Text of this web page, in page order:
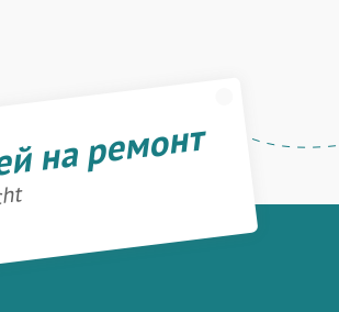
на ремонт